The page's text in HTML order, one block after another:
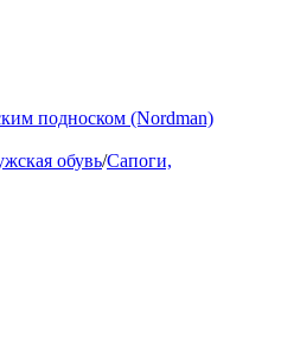
подноском (Nordman)
обувь/Сапоги,